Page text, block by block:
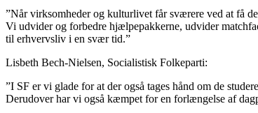
”Når virksomheder og kulturlivet får sværere ved at få
Vi udvider og forbedre hjælpepakkerne, udvider
til erhvervsliv i en svær tid.”
Lisbeth Bech-Nielsen, Socialistisk Folkeparti:
”I SF er vi glade for at der også tages hånd om de
Derudover har vi også kæmpet for en forlængelse af